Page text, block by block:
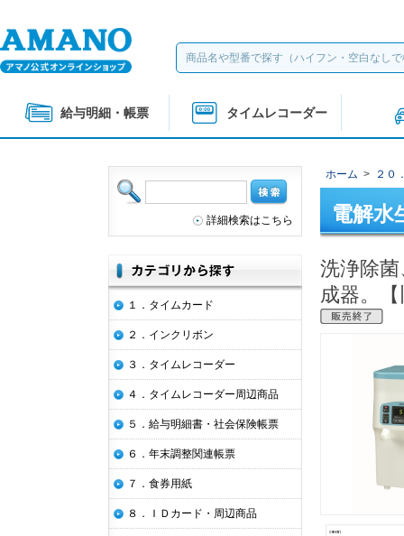
給与明細・帳票 タイムレコーダー
ホーム > ２０
電解
洗浄除
成器。
詳細検索はこちら
１．タイムカード
２．インクリボン
３．タイムレコーダー
４．タイムレコーダー周辺商品
５．給与明細書・社会保険帳票
６．年末調整関連帳票
７．食券用紙
８．ＩＤカード・周辺商品